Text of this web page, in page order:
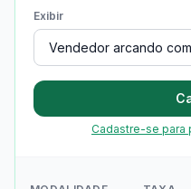
Exibir
Cadastre-se para